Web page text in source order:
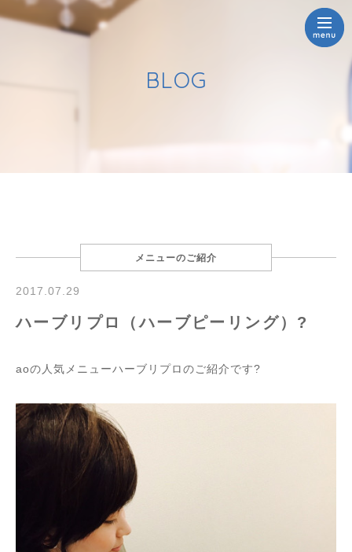
BLOG
メニューのご紹介
2017.07.29
ハーブリプロ（ハーブピーリング）?
aoの人気メニューハーブリプロのご紹介です?